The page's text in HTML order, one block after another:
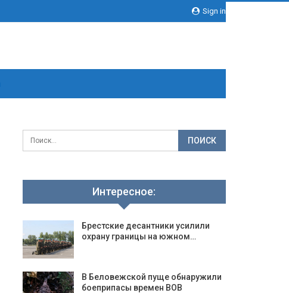
Sign in
Интересное:
Брестские десантники усилили
охрану границы на южном…
В Беловежской пуще обнаружили
боеприпасы времен ВОВ